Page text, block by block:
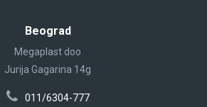
Beograd
Megaplast doo
Jurija Gagarina 14g
011/6304-777